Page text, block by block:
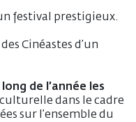
festival prestigieux.
Cinéastes d’un
de l’année les
dans le cadre
sur l’ensemble du